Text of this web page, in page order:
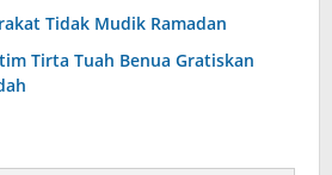
Tidak Mudik Ramadan
Tirta Tuah Benua Gratiskan